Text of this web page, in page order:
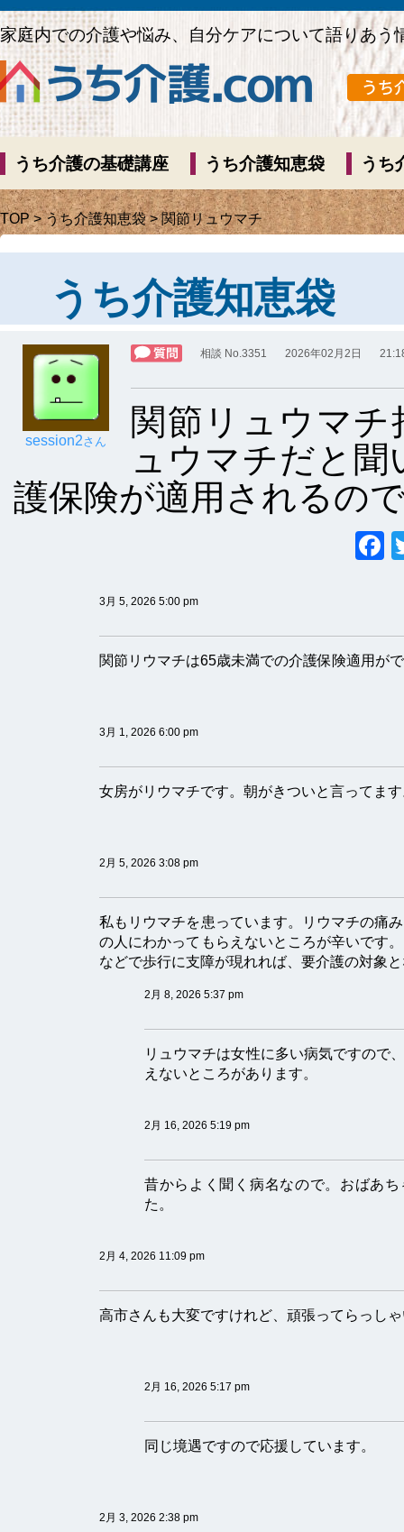
家庭内での介護や悩み、自分ケアについて語りあう
うち介護の基礎講座 うち介護知恵袋 うち
TOP>うち介護知恵袋> 関節リュウマチ
うち介護知恵袋
session2さん
相談 No.3351 2026年02月2日
関節リュウマ
ュウマチだと
護保険が適用されるの
3月 5, 2026 5:00 pm
関節リウマチは65歳未満での介護保険適用が
3月 1, 2026 6:00 pm
女房がリウマチです。朝がきついと言ってま
2月 5, 2026 3:08 pm
私もリウマチを患っています。リウマチの痛
の人にわかってもらえないところが辛いです
などで歩行に支障が現れれば、要介護の対象
2月 8, 2026 5:37 pm
リュウマチは女性に多い病気ですので
えないところがあります。
2月 16, 2026 5:19 pm
昔からよく聞く病名なので。おばあ
た。
2月 4, 2026 11:09 pm
高市さんも大変ですけれど、頑張ってらっし
2月 16, 2026 5:17 pm
同じ境遇ですので応援しています。
2月 3, 2026 2:38 pm